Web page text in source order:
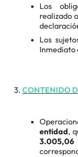
Los
realizado
Los
Inmediato
CONTENIDO
entidad,
3.005,06